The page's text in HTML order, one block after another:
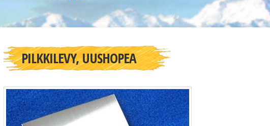
PILKKILEVY, UUSHOPEA